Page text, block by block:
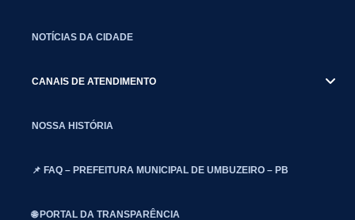
NOTÍCIAS DA CIDADE
CANAIS DE ATENDIMENTO
NOSSA HISTÓRIA
📌 FAQ – PREFEITURA MUNICIPAL DE UMBUZEIRO – PB
🌐 PORTAL DA TRANSPARÊNCIA